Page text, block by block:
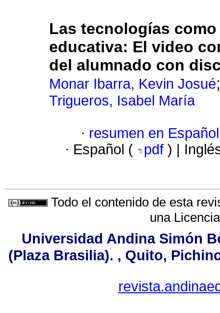
Las tecnologías
educativa: El video
del alumnado con
Monar Ibarra, Kevin Josué
Trigueros, Isabel María
· resumen en Español
· Español ( pdf ) |
Todo el contenido de esta
una
Universidad Andina Simón
(Plaza Brasilia). , Quito,